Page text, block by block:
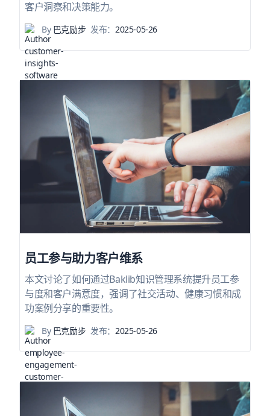
客户洞察和决策能力。
By巴克励步 发布： 2025-05-26
员工参与助力客户维系
本文讨论了如何通过Baklib知识管理系统提升员工参
与度和客户满意度，强调了社交活动、健康习惯和成
功案例分享的重要性。
By巴克励步 发布：2025-05-26